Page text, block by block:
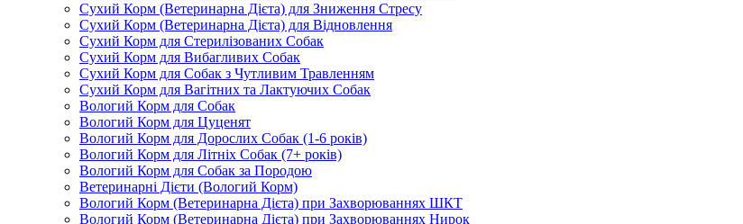
Сухий Корм (Ветеринарна Дієта) для Зниження Стресу
Сухий Корм (Ветеринарна Дієта) для Відновлення
Сухий Корм для Стерилізованих Собак
Сухий Корм для Вибагливих Собак
Сухий Корм для Собак з Чутливим Травленням
Сухий Корм для Вагітних та Лактуючих Собак
Вологий Корм для Собак
Вологий Корм для Цуценят
Вологий Корм для Дорослих Собак (1-6 років)
Вологий Корм для Літніх Собак (7+ років)
Вологий Корм для Собак за Породою
Ветеринарні Дієти (Вологий Корм)
Вологий Корм (Ветеринарна Дієта) при Захворюваннях ШКТ
Вологий Корм (Ветеринарна Дієта) при Захворюваннях Нирок